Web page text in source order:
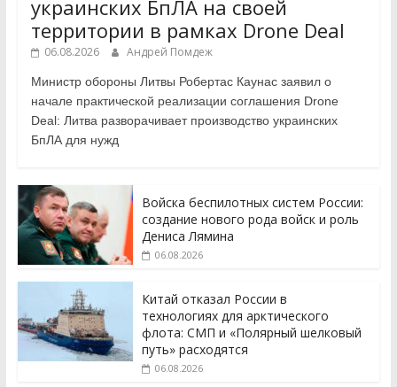
украинских БпЛА на своей
территории в рамках Drone Deal
06.08.2026 Андрей Помдеж
Министр обороны Литвы Робертас Каунас заявил о
начале практической реализации соглашения Drone
Deal: Литва разворачивает производство украинских
БпЛА для нужд
Войска беспилотных систем России:
создание нового рода войск и роль
Дениса Лямина
06.08.2026
Китай отказал России в
технологиях для арктического
флота: СМП и «Полярный шелковый
путь» расходятся
06.08.2026